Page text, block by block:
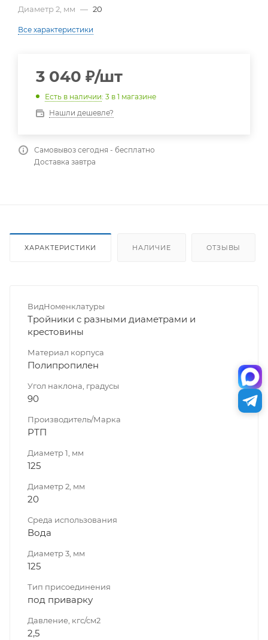
Диаметр 2, мм — 20
Все характеристики
3 040 ₽/шт
Есть в наличии: 3 в 1 магазине
Нашли дешевле?
Самовывоз сегодня - бесплатно
Доставка завтра
ХАРАКТЕРИСТИКИ НАЛИЧИЕ ОТЗЫВЫ
ВидНоменклатуры
Тройники с разными диаметрами и
крестовины
Материал корпуса
Полипропилен
Угол наклона, градусы
90
Производитель/Марка
РТП
Диаметр 1, мм
125
Диаметр 2, мм
20
Среда использования
Вода
Диаметр 3, мм
125
Тип присоединения
под приварку
Давление, кгс/см2
2,5